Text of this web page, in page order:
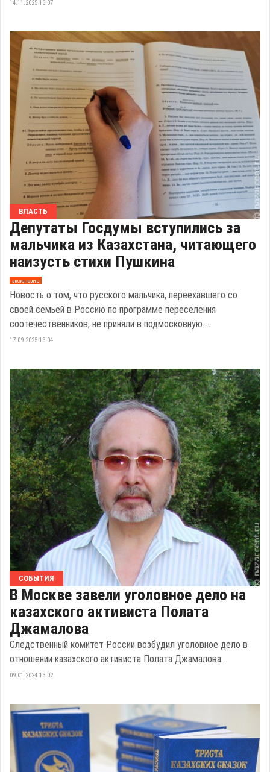
14.11.2025 16:07
ВЛАСТЬ
Депутаты Госдумы вступились за
мальчика из Казахстана, читающего
наизусть стихи Пушкина
эксклюзив
Новость о том, что русского мальчика, переехавшего со
своей семьей в Россию по программе переселения
соотечественников, не приняли в подмосковную ...
17.09.2025 13:04
СОБЫТИЯ
В Москве завели уголовное дело на
казахского активиста Полата
Джамалова
Следственный комитет России возбудил уголовное дело в
отношении казахского активиста Полата Джамалова.
09.01.2024 13:02